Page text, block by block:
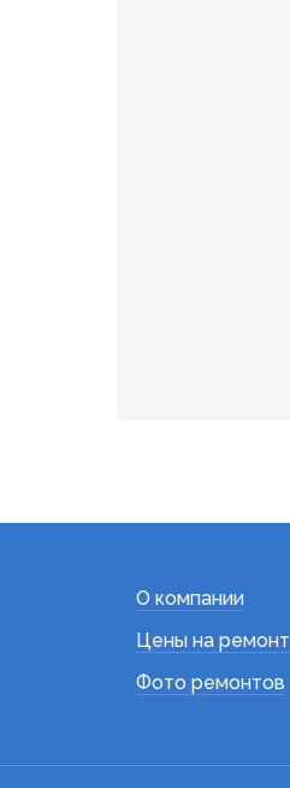
О компании
Цены на ремонт
Фото ремонтов